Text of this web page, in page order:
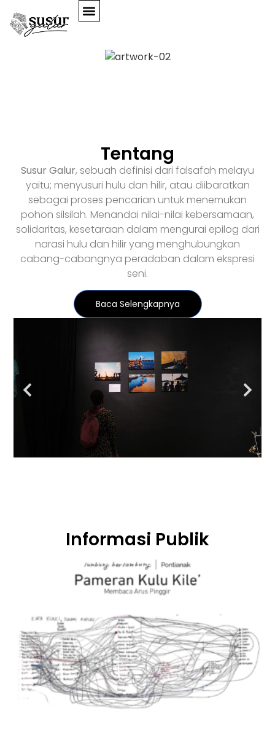
Tentang
Susur Galur, sebuah definisi dari falsafah melayu
yaitu; menyusuri hulu dan hilir, atau diibaratkan
sebagai proses pencarian untuk menemukan
pohon silsilah. Menandai nilai-nilai kebersamaan,
solidaritas, kesetaraan dalam mengurai epilog dari
narasi hulu dan hilir yang menghubungkan
cabang-cabangnya peradaban dalam ekspresi
seni.
Baca Selengkapnya
Informasi Publik